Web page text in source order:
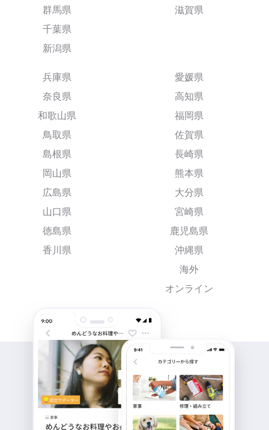
群馬県
千葉県
新潟県
滋賀県
兵庫県
奈良県
和歌山県
鳥取県
島根県
岡山県
広島県
山口県
徳島県
香川県
愛媛県
高知県
福岡県
佐賀県
長崎県
熊本県
大分県
宮崎県
鹿児島県
沖縄県
海外
オンライン